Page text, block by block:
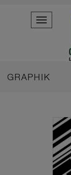
GRAPHIK